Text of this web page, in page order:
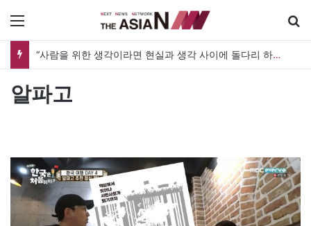
“사람을 위한 생각이라면 현실과 생각 사이에 돌다리 하나는 놓아야 하지 않을까”
알파고